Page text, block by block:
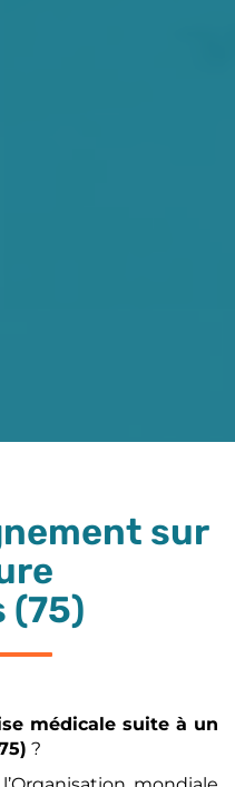
sur
(75)
médicale suite à un
?